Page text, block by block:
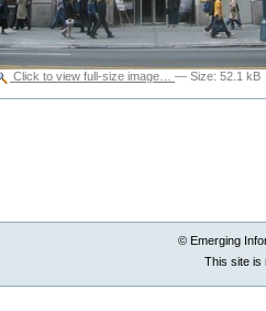
Click to view full-size image… —Size:52.1 kB
© Emerging
This site is